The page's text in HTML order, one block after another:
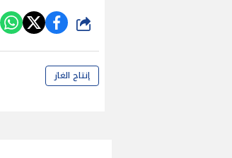
شارك
إنتاج الغاز